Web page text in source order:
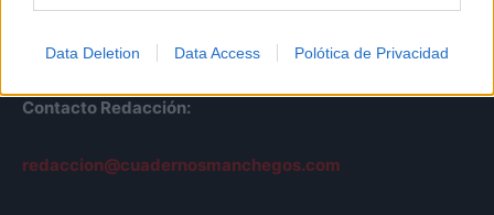
related to functionality of the website or app.
I want to allow Google to enable storage
functionality and fraud prevention, and other
Data Deletion Data Access Polótica de Privacidad
© Cuadernos Manchegos | Noticias de CLM
Desarrollo Web por Leubur Diseño
Contacto Redacción:
redaccion@cuadernosmanchegos.com